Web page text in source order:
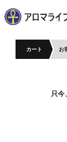
カート お
只今